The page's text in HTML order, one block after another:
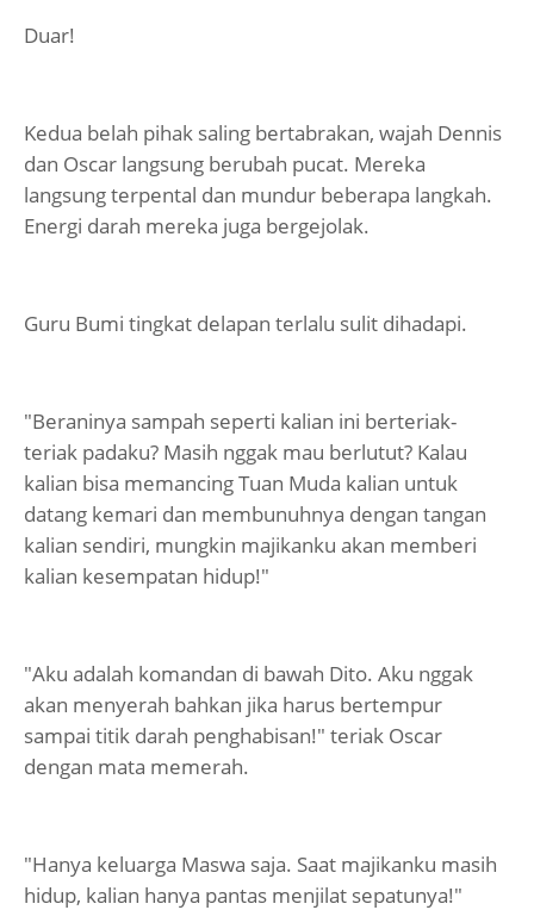
Duar!
Kedua belah pihak saling bertabrakan, wajah Dennis
dan Oscar langsung berubah pucat. Mereka
langsung terpental dan mundur beberapa langkah.
Energi darah mereka juga bergejolak.
Guru Bumi tingkat delapan terlalu sulit dihadapi.
"Beraninya sampah seperti kalian ini berteriak-
teriak padaku? Masih nggak mau berlutut? Kalau
kalian bisa memancing Tuan Muda kalian untuk
datang kemari dan membunuhnya dengan tangan
kalian sendiri, mungkin majikanku akan memberi
kalian kesempatan hidup!"
"Aku adalah komandan di bawah Dito. Aku nggak
akan menyerah bahkan jika harus bertempur
sampai titik darah penghabisan!" teriak Oscar
dengan mata memerah.
"Hanya keluarga Maswa saja. Saat majikanku masih
hidup, kalian hanya pantas menjilat sepatunya!"